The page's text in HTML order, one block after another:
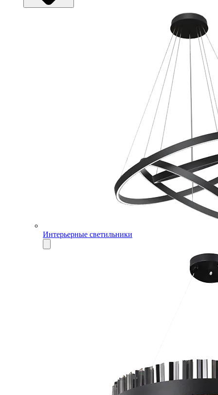
Интерьерные светильники